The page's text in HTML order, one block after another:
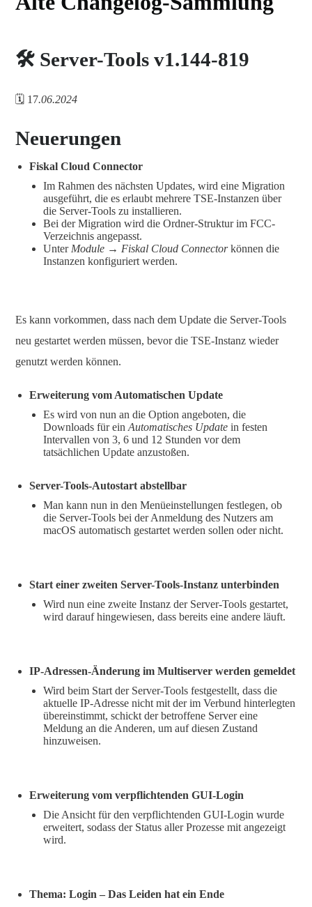
🛠️ Server-Tools v1.144-819
🗓️ 17.06.2024
Neuerungen
Fiskal Cloud Connector
Im Rahmen des nächsten Updates, wird eine Migration
ausgeführt, die es erlaubt mehrere TSE-Instanzen über
die Server-Tools zu installieren.
Bei der Migration wird die Ordner-Struktur im FCC-
Verzeichnis angepasst.
Unter Module → Fiskal Cloud Connectorkönnen die
Instanzen konfiguriert werden.
Es kann vorkommen, dass nach dem Update die Server-Tools
neu gestartet werden müssen, bevor die TSE-Instanz wieder
genutzt werden können.
Erweiterung vom Automatischen Update
Es wird von nun an die Option angeboten, die
Downloads für ein Automatisches Update in festen
Intervallen von 3, 6 und 12 Stunden vor dem
tatsächlichen Update anzustoßen.
Server-Tools-Autostart abstellbar
Man kann nun in den Menüeinstellungen festlegen, ob
die Server-Tools bei der Anmeldung des Nutzers am
macOS automatisch gestartet werden sollen oder nicht.
Start einer zweiten Server-Tools-Instanz unterbinden
Wird nun eine zweite Instanz der Server-Tools gestartet,
wird darauf hingewiesen, dass bereits eine andere läuft.
IP-Adressen-Änderung im Multiserver werden gemeldet
Wird beim Start der Server-Tools festgestellt, dass die
aktuelle IP-Adresse nicht mit der im Verbund hinterlegten
übereinstimmt, schickt der betroffene Server eine
Meldung an die Anderen, um auf diesen Zustand
hinzuweisen.
Erweiterung vom verpflichtenden GUI-Login
Die Ansicht für den verpflichtenden GUI-Login wurde
erweitert, sodass der Status aller Prozesse mit angezeigt
wird.
Thema: Login – Das Leiden hat ein Ende